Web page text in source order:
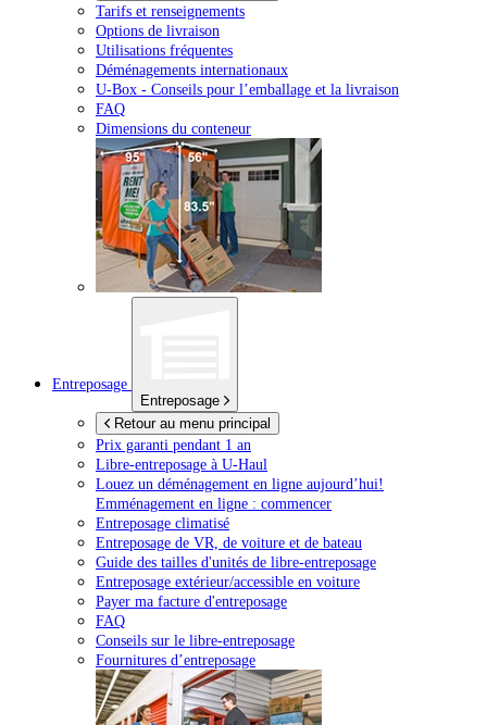
Tarifs et renseignements
Options de livraison
Utilisations fréquentes
Déménagements internationaux
U-Box - Conseils pour l’emballage et la livraison
FAQ
Dimensions du conteneur
Entreposage
Entreposage
Retour au menu principal
Prix garanti pendant 1 an
Libre-entreposage à U-Haul
Louez un déménagement en ligne aujourd’hui!
Emménagement en ligne : commencer
Entreposage climatisé
Entreposage de VR, de voiture et de bateau
Guide des tailles d'unités de libre-entreposage
Entreposage extérieur/accessible en voiture
Payer ma facture d'entreposage
FAQ
Conseils sur le libre-entreposage
Fournitures d’entreposage